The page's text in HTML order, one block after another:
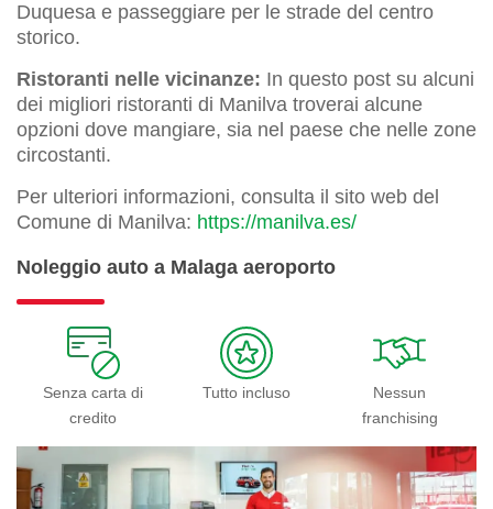
Duquesa e passeggiare per le strade del centro
storico.
Ristoranti nelle vicinanze: In questo post su alcuni
dei migliori ristoranti di Manilva troverai alcune
opzioni dove mangiare, sia nel paese che nelle zone
circostanti.
Per ulteriori informazioni, consulta il sito web del
Comune di Manilva: https://manilva.es/
Noleggio auto a Malaga aeroporto
Senza carta di
credito
Tutto incluso
Nessun
franchising